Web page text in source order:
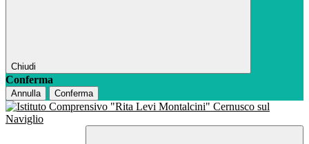
Chiudi
Conferma
Annulla Conferma